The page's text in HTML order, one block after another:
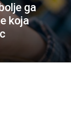
ga
koja